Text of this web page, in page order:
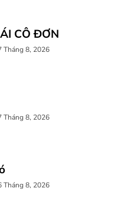
CÔ ĐƠN
Tháng 8, 2026
Tháng 8, 2026
Tháng 8, 2026